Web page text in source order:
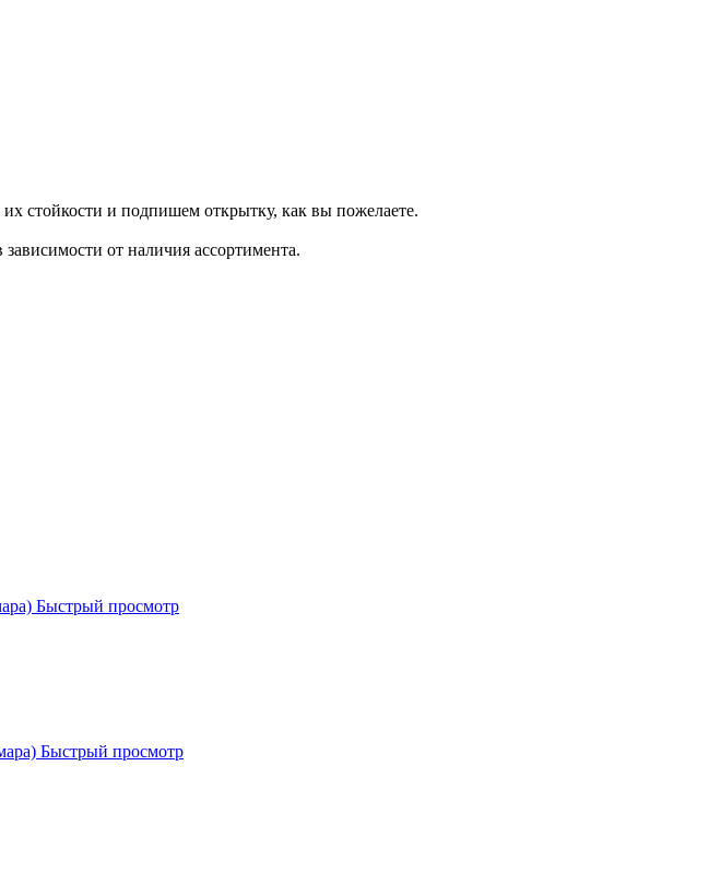
стойкости и подпишем открытку, как вы пожелаете.
от наличия ассортимента.
Быстрый просмотр
Быстрый просмотр